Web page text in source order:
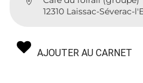
12310 Laissac-Séverac-
AJOUTER AU CARNET